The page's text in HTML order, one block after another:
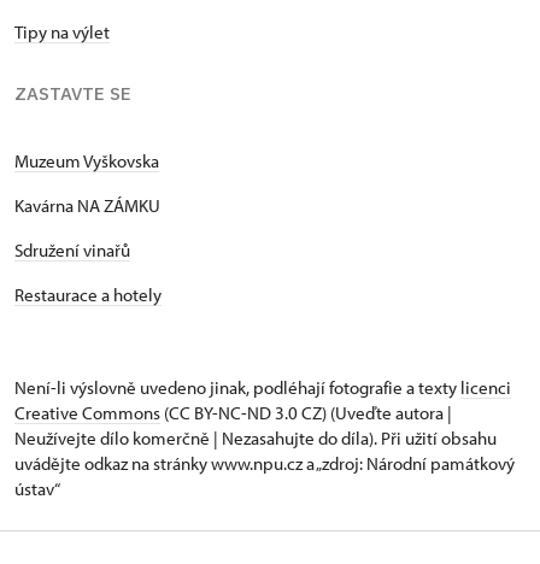
Tipy na výlet
ZASTAVTE SE
Muzeum Vyškovska
Kavárna NA ZÁMKU
Sdružení vinařů
Restaurace a hotely
Není-li výslovně uvedeno jinak, podléhají fotografie a texty licenci
Creative Commons (CC BY-NC-ND 3.0 CZ) (Uveďte autora |
Neužívejte dílo komerčně | Nezasahujte do díla). Při užití obsahu
uvádějte odkaz na stránky www.npu.cz a „zdroj: Národní památkový
ústav“